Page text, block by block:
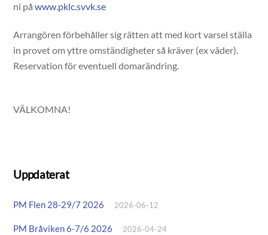
ni påwww.pklc.svvk.se
Arrangören förbehåller sig rätten att med kort varsel ställa
in provet om yttre omständigheter så kräver (ex väder).
Reservation för eventuell domarändring.
VÄLKOMNA!
Uppdaterat
PM Flen 28-29/7 2026 2026-06-12
PM Bråviken 6-7/6 2026 2026-04-24